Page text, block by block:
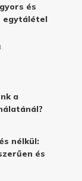
és
egytálétel
a
nélkül:
és